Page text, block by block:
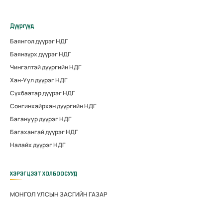
Дүүргүүд
Баянгол дүүрэг НДГ
Баянзүрх дүүрэг НДГ
Чингэлтэй дүүргийн НДГ
Хан-Уул дүүрэг НДГ
Сүхбаатар дүүрэг НДГ
Сонгинхайрхан дүүргийн НДГ
Багануур дүүрэг НДГ
Багахангай дүүрэг НДГ
Налайх дүүрэг НДГ
ХЭРЭГЦЭЭТ ХОЛБООСУУД
МОНГОЛ УЛСЫН ЗАСГИЙН ГАЗАР